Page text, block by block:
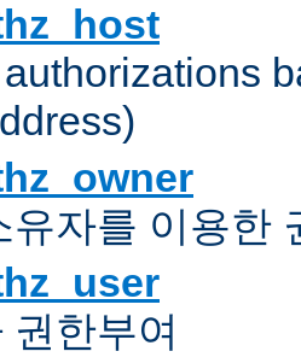
유자를 이용한
권한부여